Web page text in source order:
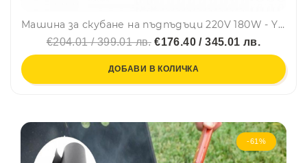
Машина за скубане на пъдпъдъци 220V 180W - YSSTM-30
€204.01 / 399.01 лв.€176.40 / 345.01 лв.
ДОБАВИ В КОЛИЧКА
-61%